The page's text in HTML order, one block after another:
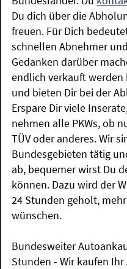
Du dich über die
freuen. Für Dich
schnellen Abnehmer
Gedanken darüber
endlich verkauft werden
und bieten Dir bei der
Erspare Dir viele
nehmen alle PKWs, ob
TÜV oder anderes. Wir
Bundesgebieten tätig
ab, bequemer wirst Du
können. Dazu wird der
24 Stunden geholt,
wünschen.
Bundesweiter
Stunden - Wir kaufen